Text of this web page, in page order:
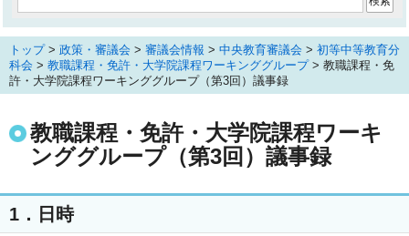
トップ> 政策・審議会 > 審議会情報 > 中央教育審議会 > 初等中等教育分
科会 > 教職課程・免許・大学院課程ワーキンググループ> 教職課程・免
許・大学院課程ワーキンググループ（第3回）議事録
教職課程・免許・大学院課程ワーキ
ンググループ（第3回）議事録
1．日時